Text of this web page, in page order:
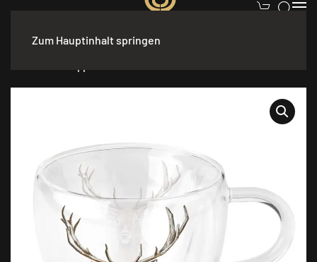
Zum Hauptinhalt springen
Geschenkartikel / Sonstiges